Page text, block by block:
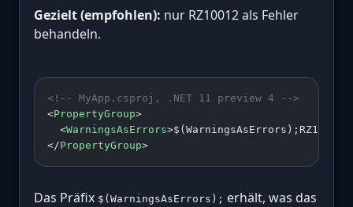
Gezielt (empfohlen): nur RZ10012 als Fehler
behandeln.
<!-- MyApp.csproj, .NET 11 preview 4 -->
<PropertyGroup>
  <
WarningsAsErrors
</PropertyGroup>
Das Präfix $(WarningsAsErrors); erhält, was das